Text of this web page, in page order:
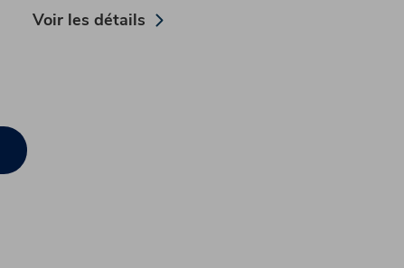
Voir les détails